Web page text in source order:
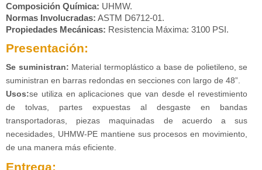
Composición Química: UHMW.
Normas Involucradas: ASTM D6712-01.
Propiedades Mecánicas: Resistencia Máxima: 3100 PSI.
Presentación:
Se suministran: Material termoplástico a base de polietileno, se
suministran en barras redondas en secciones con largo de 48”.
Usos:se utiliza en aplicaciones que van desde el revestimiento
de tolvas, partes expuestas al desgaste en bandas
transportadoras, piezas maquinadas de acuerdo a sus
necesidades, UHMW-PE mantiene sus procesos en movimiento,
de una manera más eficiente.
Entrega: